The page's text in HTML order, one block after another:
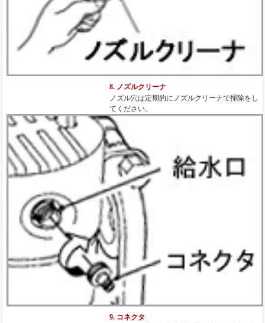
8. ノズルクリーナ
ノズル穴は定期的にノズルクリーナで掃除をし
てください。
9. コネクタ